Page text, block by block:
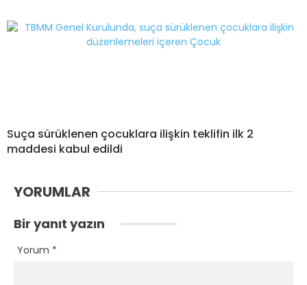
Suça sürüklenen çocuklara ilişkin teklifin ilk 2
maddesi kabul edildi
YORUMLAR
Bir yanıt yazın
Yorum *